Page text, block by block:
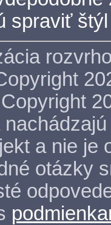
spraviť
a nie je
otázky